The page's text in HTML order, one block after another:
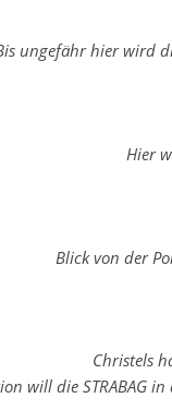
ungefähr hier wird
Hier
Blick von der
Christels
will die STRABAG